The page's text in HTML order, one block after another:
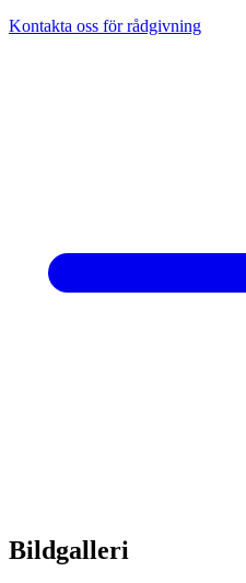
Kontakta oss för rådgivning
Bildgalleri